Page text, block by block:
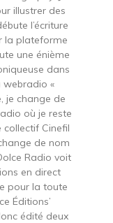
illustrer des
l’écriture
la plateforme
une énième
dans
webradio «
je change de
où je reste
collectif Cinefil
de nom
Radio voit
en direct
pour la toute
Éditions’
édité deux